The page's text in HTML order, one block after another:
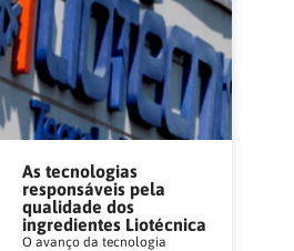
As tecnologias
responsáveis pela
qualidade dos
ingredientes Liotécnica
O avanço da tecnologia